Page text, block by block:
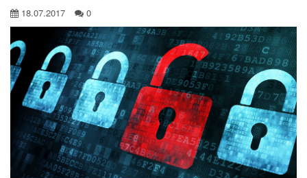
18.07.2017 0